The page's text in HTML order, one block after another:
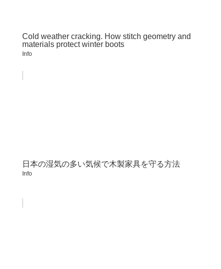
Cold weather cracking. How stitch geometry and
materials protect winter boots
Info
日本の湿気の多い気候で木製家具を守る方法
Info